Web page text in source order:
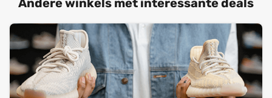
Andere winkels met interessante deals